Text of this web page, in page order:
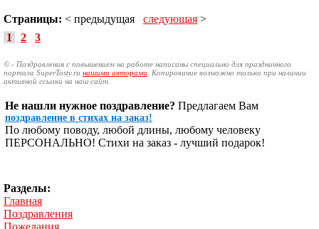
Страницы: < предыдущая следующая >
1
2 3
© - Поздравления с повышением на работе написаны специально для праздничного
портала SuperTosty.ru нашими авторами . Копирование возможно только при наличии
активной ссылки на наш сайт.
Не нашли нужное поздравление? Предлагаем Вам
поздравление в стихах на заказ!
По любому поводу, любой длины, любому человеку
ПЕРСОНАЛЬНО! Стихи на заказ - лучший подарок!
Разделы:
Главная
Поздравления
Пожелания